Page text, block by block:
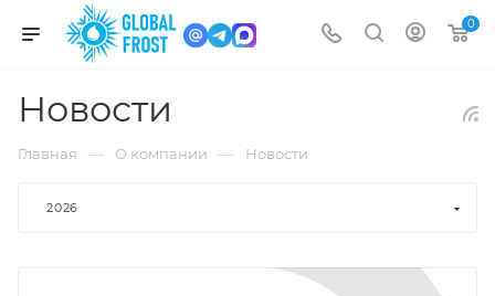
0
Новости
Главная — О компании — Новости
2026